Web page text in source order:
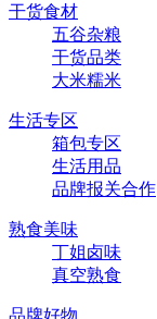
干货食材
五谷杂粮
干货品类
大米糯米
生活专区
箱包专区
生活用品
品牌报关合作
熟食美味
丁姐卤味
真空熟食
品牌好物